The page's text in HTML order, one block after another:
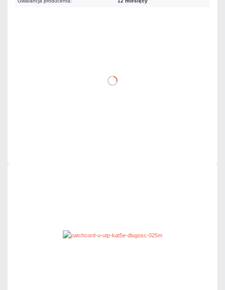
DO KOSZYKA